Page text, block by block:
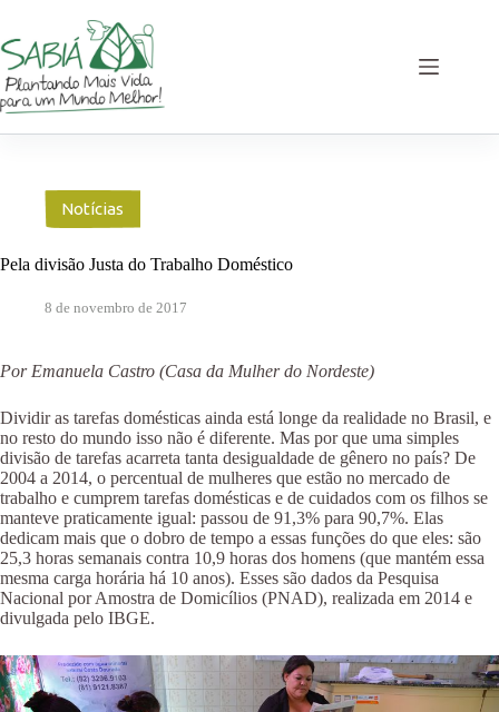
o
conteúdo
Notícias
Pela divisão Justa do Trabalho Doméstico
8 de novembro de 2017
Por Emanuela Castro (Casa da Mulher do Nordeste)
Dividir as tarefas domésticas ainda está longe da realidade no Brasil, e
no resto do mundo isso não é diferente. Mas por que uma simples
divisão de tarefas acarreta tanta desigualdade de gênero no país? De
2004 a 2014, o percentual de mulheres que estão no mercado de
trabalho e cumprem tarefas domésticas e de cuidados com os filhos se
manteve praticamente igual: passou de 91,3% para 90,7%. Elas
dedicam mais que o dobro de tempo a essas funções do que eles: são
25,3 horas semanais contra 10,9 horas dos homens (que mantém essa
mesma carga horária há 10 anos). Esses são dados da Pesquisa
Nacional por Amostra de Domicílios (PNAD), realizada em 2014 e
divulgada pelo IBGE.